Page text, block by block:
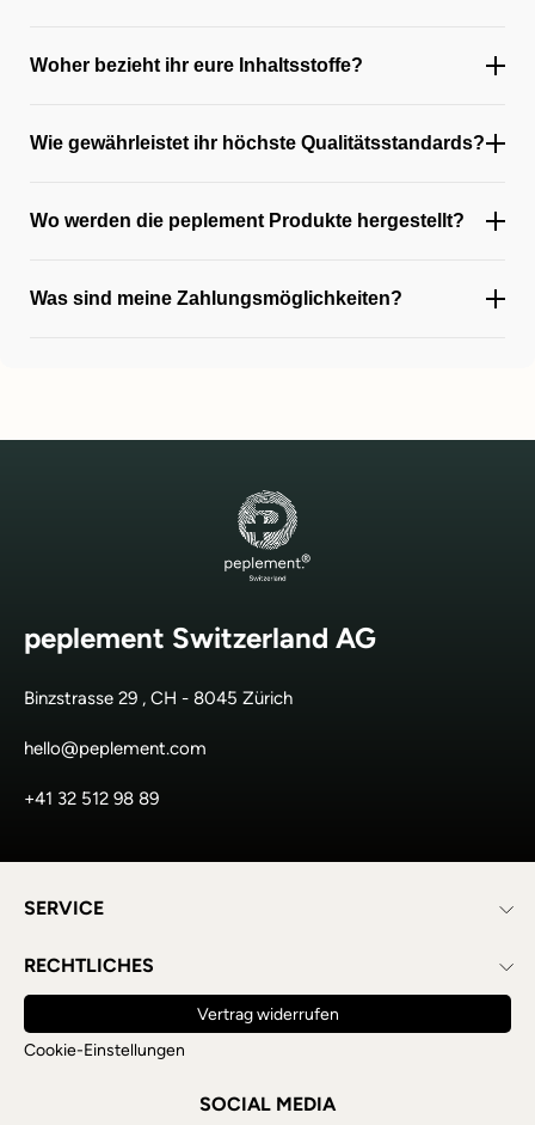
Woher bezieht ihr eure Inhaltsstoffe?
Wie gewährleistet ihr höchste Qualitätsstandards?
Wo werden die peplement Produkte hergestellt?
Was sind meine Zahlungsmöglichkeiten?
peplement Switzerland AG
Binzstrasse 29 , CH - 8045 Zürich
hello@peplement.com
+41 32 512 98 89
SERVICE
RECHTLICHES
Vertrag widerrufen
Cookie-Einstellungen
SOCIAL MEDIA